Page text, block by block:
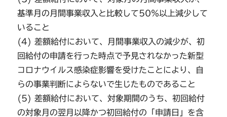
基準月の月間事業収入と比較して50％以上減少して
いること
(4) 差額給付において、月間事業収入の減少が、初
回給付の申請を行った時点で予見されなかった新型
コロナウイルス感染症影響を受けたことにより、自
らの事業判断によらないで生じたものであること
(5) 差額給付において、対象期間のうち、初回給付
の対象月の翌月以降かつ初回給付の「申請日」を含